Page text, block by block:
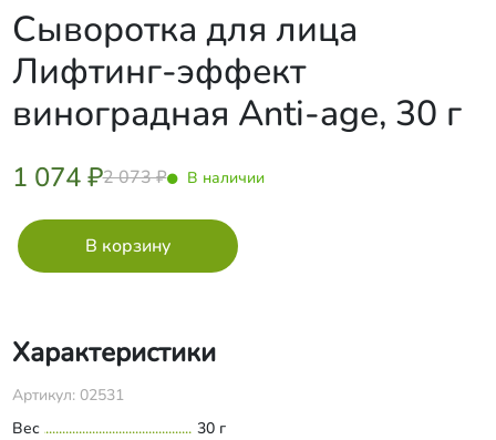
Сыворотка для лица
Лифтинг-эффект
виноградная Anti-age, 30 г
1 074 ₽2 073 ₽ В наличии
Характеристики
Артикул: 02531
Вес
30 г